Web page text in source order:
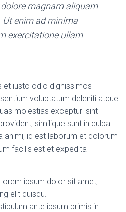
magnam aliquam
enim ad minima
exercitatione ullam
iusto odio dignissimos
voluptatum deleniti atque
molestias excepturi sint
similique sunt in culpa
animi, id est laborum et dolorum
facilis est et expedita
ipsum dolor sit amet,
elit quisqu.
ante ipsum primis in